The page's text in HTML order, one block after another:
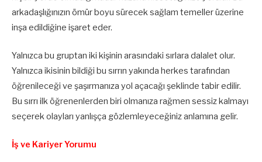
arkadaşlığınızın ömür boyu sürecek sağlam temeller üzerine
inşa edildiğine işaret eder.
Yalnızca bu gruptan iki kişinin arasındaki sırlara dalalet olur.
Yalnızca ikisinin bildiği bu sırrın yakında herkes tarafından
öğrenileceği ve şaşırmanıza yol açacağı şeklinde tabir edilir.
Bu sırrı ilk öğrenenlerden biri olmanıza rağmen sessiz kalmayı
seçerek olayları yanlışça gözlemleyeceğiniz anlamına gelir.
İş ve Kariyer Yorumu